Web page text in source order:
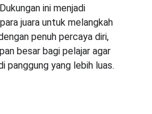
ini menjadi
juara untuk melangkah
penuh percaya diri,
besar bagi pelajar agar
panggung yang lebih luas.